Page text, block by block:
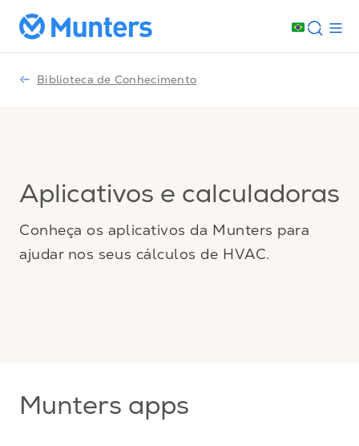
Biblioteca de Conhecimento
Aplicativos e calculadoras
Conheça os aplicativos da Munters para
ajudar nos seus cálculos de HVAC.
Munters apps